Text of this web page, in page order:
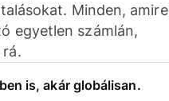
Minden, amire
egyetlen számlán,
rá.
is, akár globálisan.